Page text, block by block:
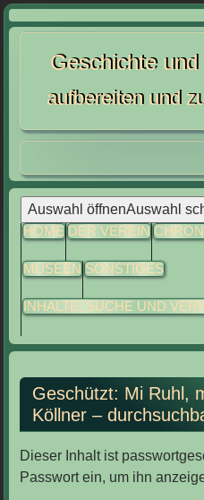
Skip
contentGeschichte
aufbereiten und
Auswahl öffnenAuswahl
HOME DER VEREIN
MUSEEN SONSTIGES
INHALTE, SUCHE UND
Geschützt: Mi Ruhl,
Köllner –
Dieser Inhalt ist
Passwort ein, um ihn